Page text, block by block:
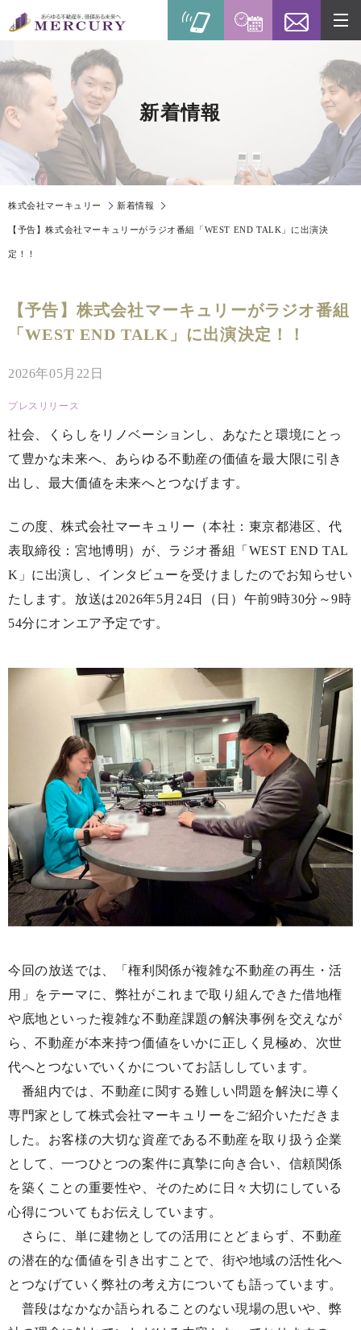
新着情報
株式会社マーキュリー 新着情報
【予告】株式会社マーキュリーがラジオ番組「WEST END TALK」に出演決
定！！
【予告】株式会社マーキュリーがラジオ番組
「WEST END TALK」に出演決定！！
2026年05月22日
プレスリリース
社会、くらしをリノベーションし、あなたと環境にとっ
て豊かな未来へ、あらゆる不動産の価値を最大限に引き
出し、最大価値を未来へとつなげます。
この度、株式会社マーキュリー（本社：東京都港区、代
表取締役：宮地博明）が、ラジオ番組「WEST END TAL
K」に出演し、インタビューを受けましたのでお知らせい
たします。放送は2026年5月24日（日）午前9時30分～9時
54分にオンエア予定です。
今回の放送では、「権利関係が複雑な不動産の再生・活
用」をテーマに、弊社がこれまで取り組んできた借地権
や底地といった複雑な不動産課題の解決事例を交えなが
ら、不動産が本来持つ価値をいかに正しく見極め、次世
代へとつないでいくかについてお話ししています。
番組内では、不動産に関する難しい問題を解決に導く
専門家として株式会社マーキュリーをご紹介いただきま
した。お客様の大切な資産である不動産を取り扱う企業
として、一つひとつの案件に真摯に向き合い、信頼関係
を築くことの重要性や、そのために日々大切にしている
心得についてもお伝えしています。
さらに、単に建物としての活用にとどまらず、不動産
の潜在的な価値を引き出すことで、街や地域の活性化へ
とつなげていく弊社の考え方についても語っています。
普段はなかなか語られることのない現場の思いや、弊